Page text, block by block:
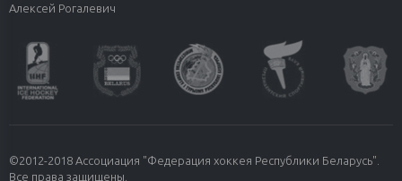
Алексей Рогалевич
©2012-2018 Ассоциация "Федерация хоккея Республики Беларусь".
Все права защищены.